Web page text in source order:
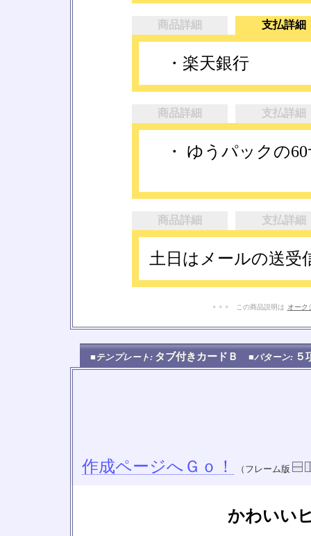
商品詳細 支払詳細
・楽天銀行
商品詳細 支払詳細
・ ゆうパックの60
商品詳細 支払詳細
土日はメールの送受
+ + + この商品説明は オーク
■テンプレート: タブ付きカードＢ ■パターン: ５
作成ページへＧｏ！ （フレーム版
かわいい